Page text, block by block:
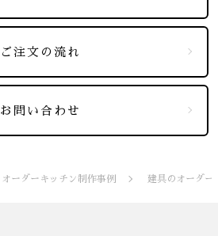
ご注文の流れ
お問い合わせ
ーダーキッチン制作事例 建具のオーダー